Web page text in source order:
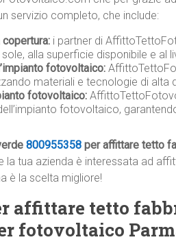
servizio completo, che include:
i partner di
sole, alla superficie disponibile e al
fotovoltaico:
materiali e tecnologie di alta
fotovoltaico:
fotovoltaico,
800955358 per affittare tetto
la tua azienda è interessata ad
è la scelta migliore!
affittare tetto
fotovoltaico